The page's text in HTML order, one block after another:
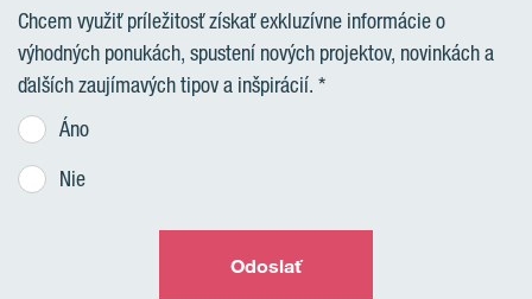
Chcem využiť príležitosť získať exkluzívne informácie o
výhodných ponukách, spustení nových projektov, novinkách a
ďalších zaujímavých tipov a inšpirácií.
Áno
Nie
Odoslať